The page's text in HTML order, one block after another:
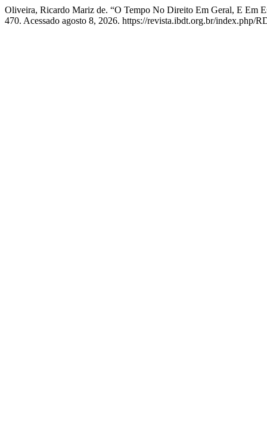
Oliveira, Ricardo Mariz de. “O Tempo No Direito Em Geral, E Em
470. Acessado agosto 8, 2026. https://revista.ibdt.org.br/index.php/